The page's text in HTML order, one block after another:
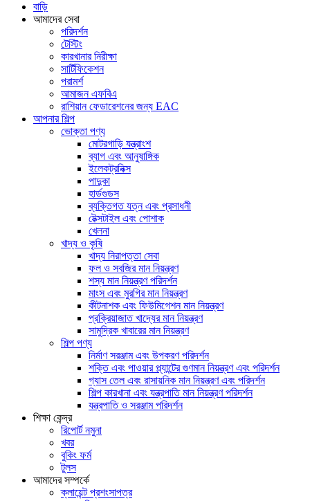
বাড়ি
আমাদের সেবা
পরিদর্শন
টেস্টিং
কারখানার নিরীক্ষা
সার্টিফিকেশন
পরামর্শ
আমাজন এফবিএ
রাশিয়ান ফেডারেশনের জন্য EAC
আপনার শিল্প
ভোক্তা পণ্য
মোটরগাড়ি যন্ত্রাংশ
ব্যাগ এবং আনুষাঙ্গিক
ইলেকট্রনিক্স
পাদুকা
হার্ডগুডস
ব্যক্তিগত যত্ন এবং প্রসাধনী
টেক্সটাইল এবং পোশাক
খেলনা
খাদ্য ও কৃষি
খাদ্য নিরাপত্তা সেবা
ফল ও সবজির মান নিয়ন্ত্রণ
শস্য মান নিয়ন্ত্রণ পরিদর্শন
মাংস এবং মুরগির মান নিয়ন্ত্রণ
কীটনাশক এবং ফিউমিগেশন মান নিয়ন্ত্রণ
প্রক্রিয়াজাত খাদ্যের মান নিয়ন্ত্রণ
সামুদ্রিক খাবারের মান নিয়ন্ত্রণ
শিল্প পণ্য
নির্মাণ সরঞ্জাম এবং উপকরণ পরিদর্শন
শক্তি এবং পাওয়ার প্ল্যান্টের গুণমান নিয়ন্ত্রণ এবং পরিদর্শন
গ্যাস তেল এবং রাসায়নিক মান নিয়ন্ত্রণ এবং পরিদর্শন
শিল্প কারখানা এবং যন্ত্রপাতি মান নিয়ন্ত্রণ পরিদর্শন
যন্ত্রপাতি ও সরঞ্জাম পরিদর্শন
শিক্ষা কেন্দ্র
রিপোর্ট নমুনা
খবর
বুকিং ফর্ম
টুলস
আমাদের সম্পর্কে
ক্লায়েন্ট প্রশংসাপত্র